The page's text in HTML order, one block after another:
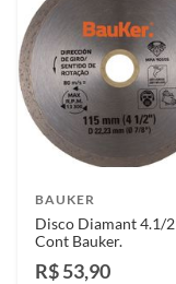
BAUKER
Disco Diamant 4.1/2
Cont Bauker.
R$ 53,90